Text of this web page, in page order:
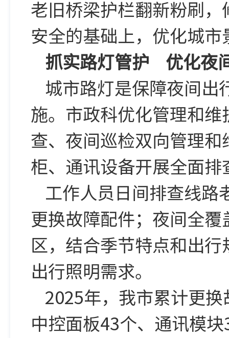
老旧桥梁护栏翻新粉刷
安全的基础上，优化城
抓实路灯管护 优化夜
城市路灯是保障夜间出
施。市政科优化管理和
查、夜间巡检双向管理
柜、通讯设备开展全面
工作人员日间排查线路
更换故障配件；夜间全
区，结合季节特点和出
出行照明需求。
2025年，我市累计更
中控面板43个、通讯模